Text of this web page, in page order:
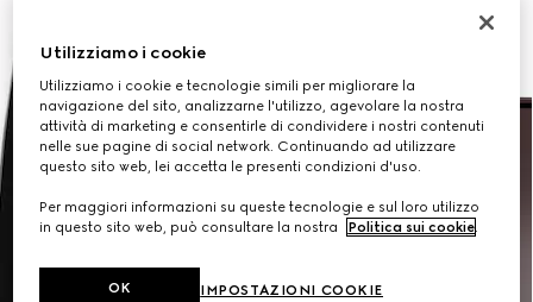
Utilizziamo i cookie
Utilizziamo i cookie e tecnologie simili per migliorare la
navigazione del sito, analizzarne l'utilizzo, agevolare la nostra
attività di marketing e consentirle di condividere i nostri contenuti
nelle sue pagine di social network. Continuando ad utilizzare
questo sito web, lei accetta le presenti condizioni d'uso.
Per maggiori informazioni su queste tecnologie e sul loro utilizzo
in questo sito web, può consultare la nostra
Politica sui cookie.
IMPOSTAZIONI COOKIE
OK